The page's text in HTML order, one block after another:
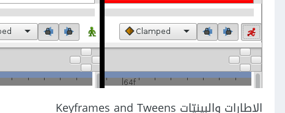
الإطارات والبينيّات Keyframes and Tweens